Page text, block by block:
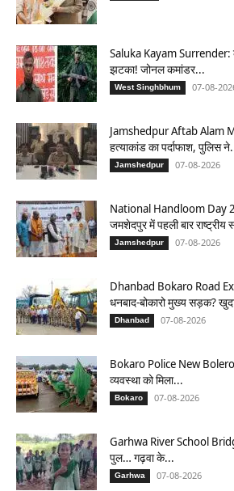
Saluka Kayam Surrender:
झटका! जोनल कमांडर...
West Singhbhum 07-08-
Jamshedpur Aftab Alam
हत्याकांड का पर्दाफाश, पुलिस
Jamshedpur 07-08-2026
National Handloom Day
जमशेदपुर में पहली बार राष्ट्रीय
Jamshedpur 07-08-2026
Dhanbad Bokaro Road
धनबाद-बोकारो मुख्य सड़क?
Dhanbad 07-08-2026
Bokaro Police New Bolero
व्यवस्था को मिला...
Bokaro 07-08-2026
Garhwa River School
पुल… गढ़वा के...
Garhwa 07-08-2026